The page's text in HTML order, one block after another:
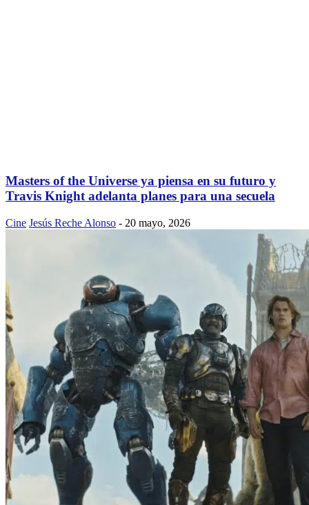
Masters of the Universe ya piensa en su futuro y
Travis Knight adelanta planes para una secuela
Cine Jesús Reche Alonso - 20 mayo, 2026